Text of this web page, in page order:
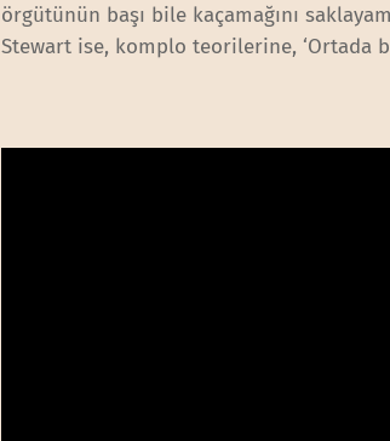
örgütünün başı bile kaçamağını
Stewart ise, komplo teorilerine, ‘Ortada